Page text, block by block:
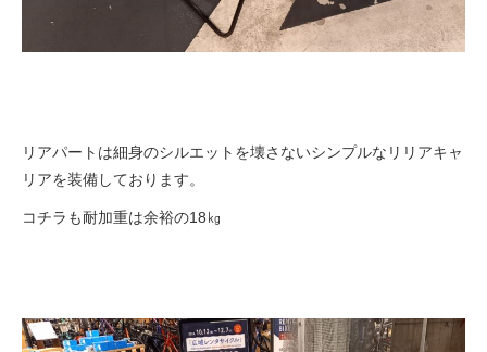
リアパートは細身のシルエットを壊さないシンプルなリリアキャ
リアを装備しております。
コチラも耐加重は余裕の18㎏